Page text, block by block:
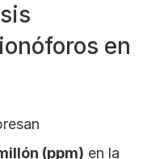
en
(ppm) en la